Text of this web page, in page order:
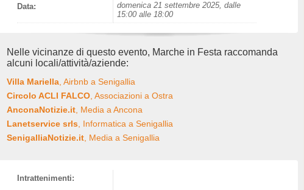
Data:
domenica 21 settembre 2025, dalle
15:00 alle 18:00
Nelle vicinanze di questo evento, Marche in Festa raccomanda
alcuni locali/attività/aziende:
Villa Mariella , Airbnb a Senigallia
Circolo ACLI FALCO , Associazioni a Ostra
AnconaNotizie.it , Media a Ancona
Lanetservice srls , Informatica a Senigallia
SenigalliaNotizie.it , Media a Senigallia
Intrattenimenti: